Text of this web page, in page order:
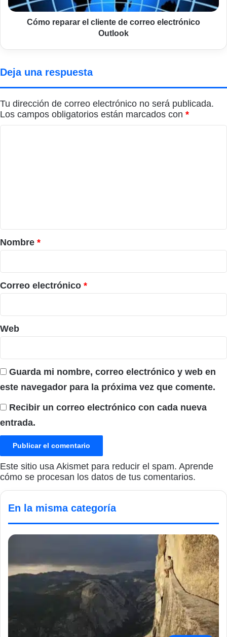
Cómo reparar el cliente de correo electrónico
Outlook
Deja una respuesta
Tu dirección de correo electrónico no será publicada.
Los campos obligatorios están marcados con *
r
i
o
*
Nombre *
Correo electrónico *
Web
Guarda mi nombre, correo electrónico y web en
este navegador para la próxima vez que comente.
Recibir un correo electrónico con cada nueva
entrada.
Este sitio usa Akismet para reducir el spam. Aprende
cómo se procesan los datos de tus comentarios.
En la misma categoría